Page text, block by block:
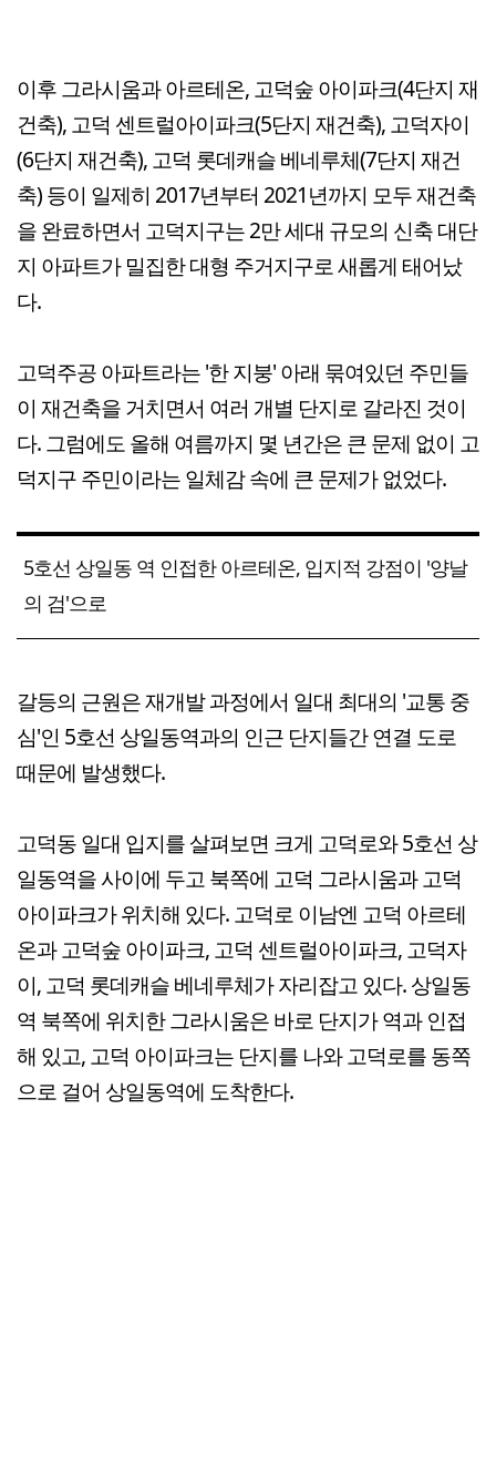
이후 그라시움과 아르테온, 고덕숲 아이파크(4단지 재
건축), 고덕 센트럴아이파크(5단지 재건축), 고덕자이
(6단지 재건축), 고덕 롯데캐슬 베네루체(7단지 재건
축) 등이 일제히 2017년부터 2021년까지 모두 재건축
을 완료하면서 고덕지구는 2만 세대 규모의 신축 대단
지 아파트가 밀집한 대형 주거지구로 새롭게 태어났
다.
고덕주공 아파트라는 '한 지붕' 아래 묶여있던 주민들
이 재건축을 거치면서 여러 개별 단지로 갈라진 것이
다. 그럼에도 올해 여름까지 몇 년간은 큰 문제 없이 고
덕지구 주민이라는 일체감 속에 큰 문제가 없었다.
5호선 상일동 역 인접한 아르테온, 입지적 강점이 '양날
의 검'으로
갈등의 근원은 재개발 과정에서 일대 최대의 '교통 중
심'인 5호선 상일동역과의 인근 단지들간 연결 도로
때문에 발생했다.
고덕동 일대 입지를 살펴보면 크게 고덕로와 5호선 상
일동역을 사이에 두고 북쪽에 고덕 그라시움과 고덕
아이파크가 위치해 있다. 고덕로 이남엔 고덕 아르테
온과 고덕숲 아이파크, 고덕 센트럴아이파크, 고덕자
이, 고덕 롯데캐슬 베네루체가 자리잡고 있다. 상일동
역 북쪽에 위치한 그라시움은 바로 단지가 역과 인접
해 있고, 고덕 아이파크는 단지를 나와 고덕로를 동쪽
으로 걸어 상일동역에 도착한다.